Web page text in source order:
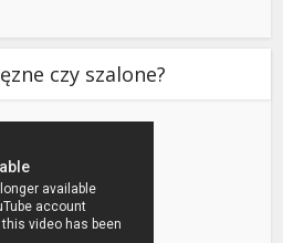
czy szalone?